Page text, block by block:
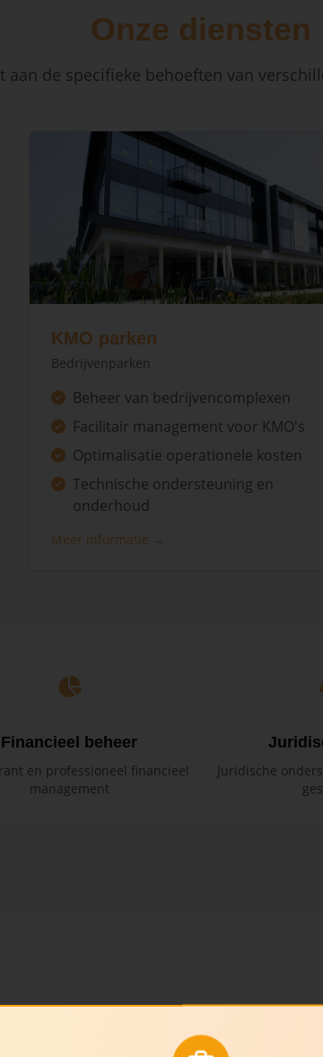
Onze diensten
aan de specifieke behoeften van
KMO parken
Bedrijvenparken
Beheer van bedrijvencomplexen
Facilitair management voor KMO's
Optimalisatie operationele kosten
Technische ondersteuning en
onderhoud
Meer informatie →
Financieel beheer
en professioneel financieel
management
Juridische
Over